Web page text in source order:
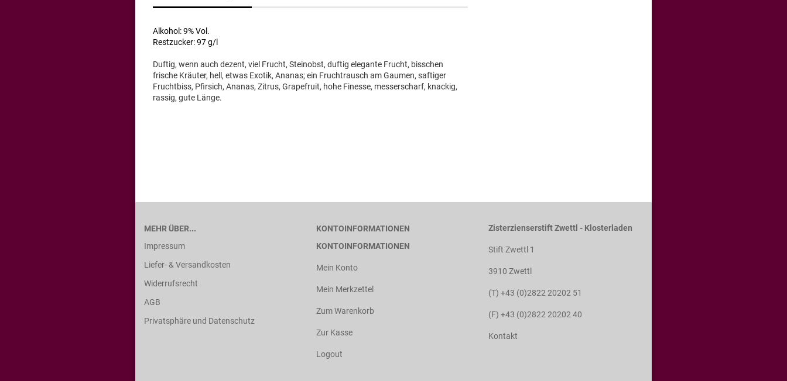
Alkohol: 9% Vol.
Restzucker: 97 g/l
Duftig, wenn auch dezent, viel Frucht, Steinobst, duftig elegante Frucht, bisschen
frische Kräuter, hell, etwas Exotik, Ananas; ein Fruchtrausch am Gaumen, saftiger
Fruchtbiss, Pfirsich, Ananas, Zitrus, Grapefruit, hohe Finesse, messerscharf, knackig,
rassig, gute Länge.
MEHR ÜBER...
Impressum
Liefer- & Versandkosten
Widerrufsrecht
AGB
Privatsphäre und Datenschutz
KONTOINFORMATIONEN
KONTOINFORMATIONEN
Mein Konto
Mein Merkzettel
Zum Warenkorb
Zur Kasse
Logout
Zisterzienserstift Zwettl - Klosterladen
Stift Zwettl 1
3910 Zwettl
(T) +43 (0)2822 20202 51
(F) +43 (0)2822 20202 40
Kontakt